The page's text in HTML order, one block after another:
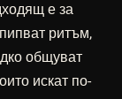
е за
ритъм,
общуват
искат по-